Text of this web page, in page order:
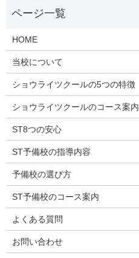
HOME
当校について
ショウライツクールの5つの特徴
ショウライツクールのコース案内
ST8つの安心
ST予備校の指導内容
予備校の選び方
ST予備校のコース案内
よくある質問
お問い合わせ